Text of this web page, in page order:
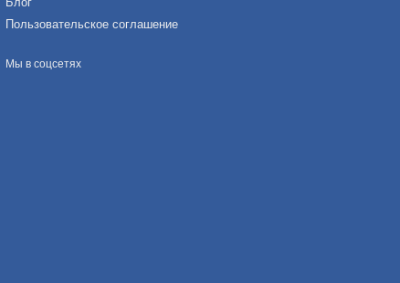
Пользовательское соглашение
Мы в соцсетях